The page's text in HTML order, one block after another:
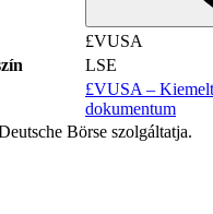
£VUSA
LSE
£VUSA –
dokumentum
Börse szolgáltatja.